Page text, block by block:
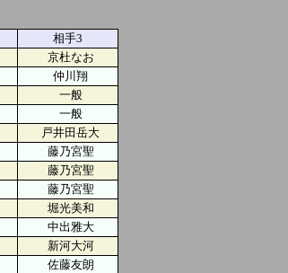
相手3
京杜なお
仲川翔
一般
一般
戸井田岳大
藤乃宮聖
藤乃宮聖
藤乃宮聖
堀光美和
中出雅大
新河大河
佐藤友朗